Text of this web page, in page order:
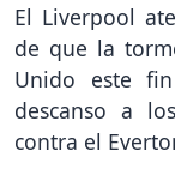
El Liverpool
de que la
Unido este
descanso a
contra el